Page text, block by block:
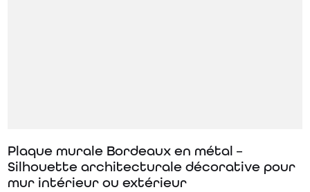
Plaque murale Bordeaux en métal –
Silhouette architecturale décorative pour
mur intérieur ou extérieur